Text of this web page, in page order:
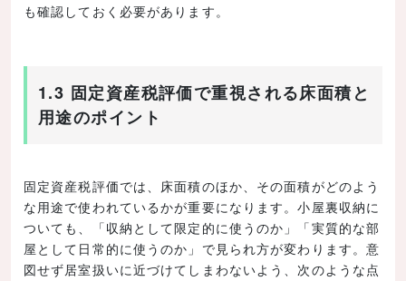
も確認しておく必要があります。
1.3 固定資産税評価で重視される床面積と
用途のポイント
固定資産税評価では、床面積のほか、その面積がどのよう
な用途で使われているかが重要になります。小屋裏収納に
ついても、「収納として限定的に使うのか」「実質的な部
屋として日常的に使うのか」で見られ方が変わります。意
図せず居室扱いに近づけてしまわないよう、次のような点